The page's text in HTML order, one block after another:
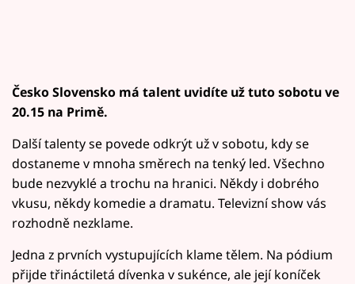
Česko Slovensko má talent uvidíte už tuto sobotu ve
20.15 na Primě.
Další talenty se povede odkrýt už v sobotu, kdy se
dostaneme v mnoha směrech na tenký led. Všechno
bude nezvyklé a trochu na hranici. Někdy i dobrého
vkusu, někdy komedie a dramatu. Televizní show vás
rozhodně nezklame.
Jedna z prvních vystupujících klame tělem. Na pódium
přijde třináctiletá dívenka v sukénce, ale její koníček